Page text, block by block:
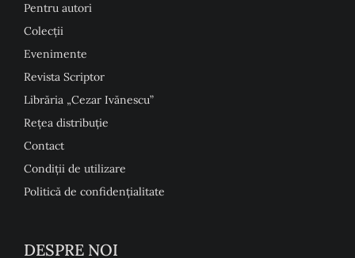
Pentru autori
Colecţii
Evenimente
Revista Scriptor
Librăria „Cezar Ivănescu”
Rețea distribuție
Contact
Condiţii de utilizare
Politică de confidențialitate
DESPRE NOI